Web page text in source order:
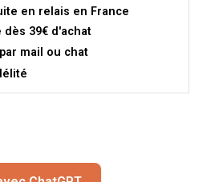
en relais en France
39€ d'achat
mail ou chat